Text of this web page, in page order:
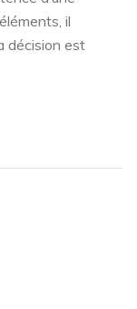
il
décision est